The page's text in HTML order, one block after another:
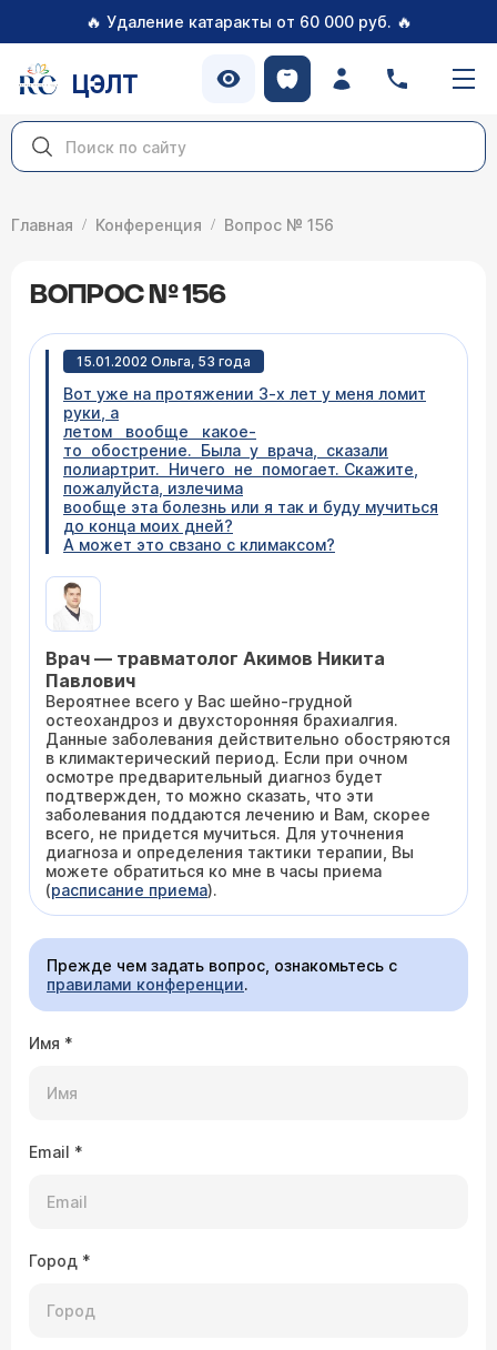
🔥 Удаление катаракты от 60 000 руб. 🔥
ЦЭЛТ
Главная Конференция Вопрос № 156
ВОПРОС № 156
15.01.2002 Ольга, 53 года
Вот уже на протяжении 3-х лет у меня ломит
руки, а
летом вообще какое-
то обострение. Была у врача, сказали
полиартрит. Ничего не помогает. Скажите,
пожалуйста, излечима
вообще эта болезнь или я так и буду мучиться
до конца моих дней?
А может это свзано с климаксом?
Врач — травматолог Акимов Никита
Павлович
Вероятнее всего у Вас шейно-грудной
остеохандроз и двухсторонняя брахиалгия.
Данные заболевания действительно обостряются
в климактерический период. Если при очном
осмотре предварительный диагноз будет
подтвержден, то можно сказать, что эти
заболевания поддаются лечению и Вам, скорее
всего, не придется мучиться. Для уточнения
диагноза и определения тактики терапии, Вы
можете обратиться ко мне в часы приема
(расписание приема).
Прежде чем задать вопрос, ознакомьтесь с
правилами конференции.
Имя *
Email *
Город *